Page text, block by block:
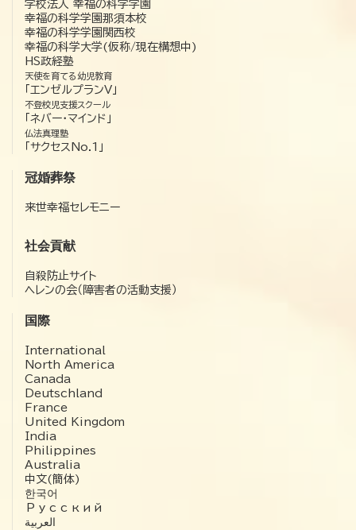
学校法人 幸福の科学学園
幸福の科学学園那須本校
幸福の科学学園関西校
幸福の科学大学(仮称/現在構想中)
HS政経塾
天使を育てる幼児教育
「エンゼルプランV」
不登校児支援スクール
「ネバー・マインド」
仏法真理塾
「サクセスNo.1」
冠婚葬祭
来世幸福セレモニー
社会貢献
自殺防止サイト
ヘレンの会（障害者の活動支援）
国際
International
North America
Canada
Deutschland
France
United Kingdom
India
Philippines
Australia
中文(簡体)
한국어
Русский
العربية‏